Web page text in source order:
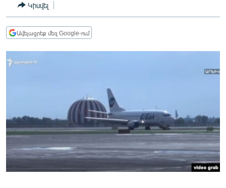
ՏՆՏԵՍՈՒԹՅՈՒՆ
ՂԱՐԱԲԱՂ
ՊԱՏԵՐԱԶՄԻ 6 ՇԱԲԱԹՆԵՐԸ
ՏԱՐԱԾԱՇՐՋԱՆ
ՍՊՈՐՏ
ՄԵԿՆԱԲԱՆՈՒԹՅՈՒՆ
ՏՏ ԵՒ ԻՆՏԵՐՆԵՏ
Կիսվել
Ավելացրեք մեզ Google-ում